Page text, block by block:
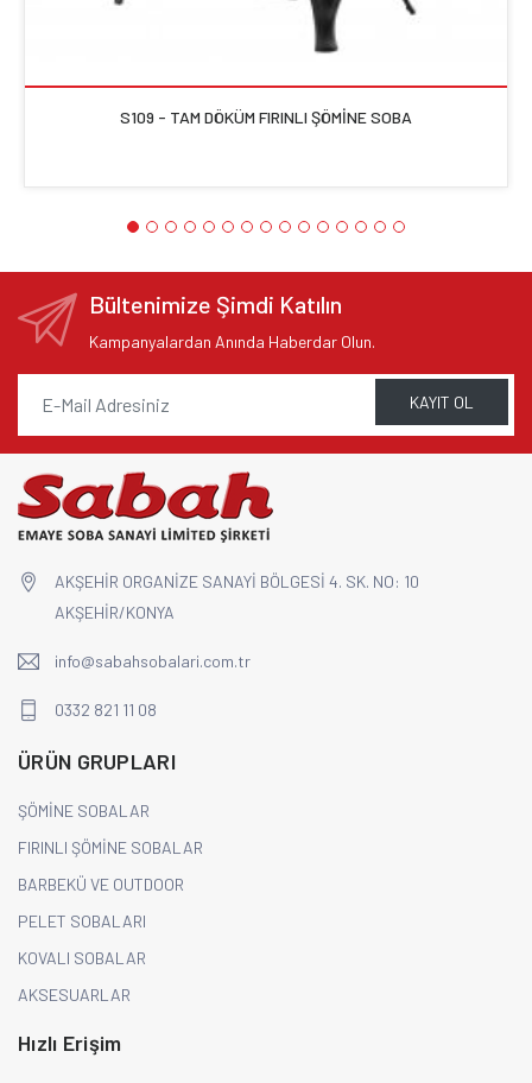
S109 - TAM DÖKÜM FIRINLI ŞÖMİNE SOBA
Bültenimize Şimdi Katılın
Kampanyalardan Anında Haberdar Olun.
KAYIT OL
AKŞEHİR ORGANİZE SANAYİ BÖLGESİ 4. SK. NO: 10
AKŞEHİR/KONYA
info@sabahsobalari.com.tr
0332 821 11 08
ÜRÜN GRUPLARI
ŞÖMİNE SOBALAR
FIRINLI ŞÖMİNE SOBALAR
BARBEKÜ VE OUTDOOR
PELET SOBALARI
KOVALI SOBALAR
AKSESUARLAR
Hızlı Erişim